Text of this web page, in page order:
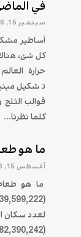
في
سبتمبر 15, 2016
أساطير
كل شئ،
تشكيل
قوالب
كلما نظرنا...
ما هو
أغسطس 15, 2016
ما هو
لعدد سكان